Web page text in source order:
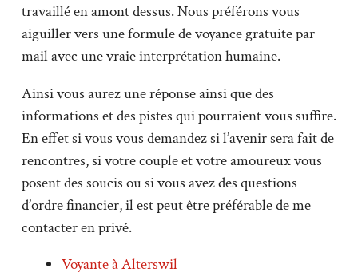
travaillé en amont dessus. Nous préférons vous
aiguiller vers une formule de voyance gratuite par
mail avec une vraie interprétation humaine.
Ainsi vous aurez une réponse ainsi que des
informations et des pistes qui pourraient vous suffire.
En effet si vous vous demandez si l’avenir sera fait de
rencontres, si votre couple et votre amoureux vous
posent des soucis ou si vous avez des questions
d’ordre financier, il est peut être préférable de me
contacter en privé.
Voyante à Alterswil